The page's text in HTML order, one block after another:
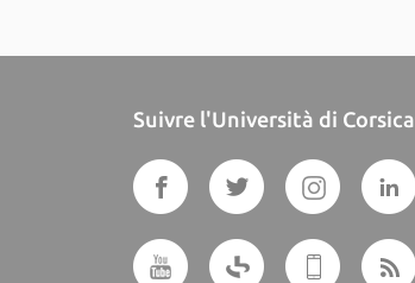
Suivre l'Università di Corsica